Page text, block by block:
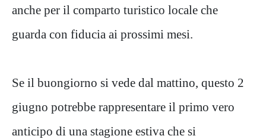
anche per il comparto turistico locale che
guarda con fiducia ai prossimi mesi.
Se il buongiorno si vede dal mattino, questo 2
giugno potrebbe rappresentare il primo vero
anticipo di una stagione estiva che si